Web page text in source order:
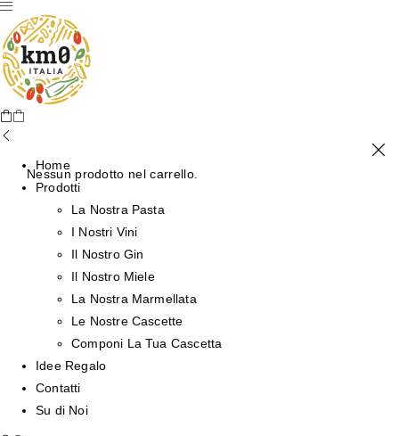
Nessun prodotto nel carrello.
Home
Prodotti
La Nostra Pasta
I Nostri Vini
Il Nostro Gin
Il Nostro Miele
La Nostra Marmellata
Le Nostre Cascette
Componi La Tua Cascetta
Idee Regalo
Contatti
Su di Noi